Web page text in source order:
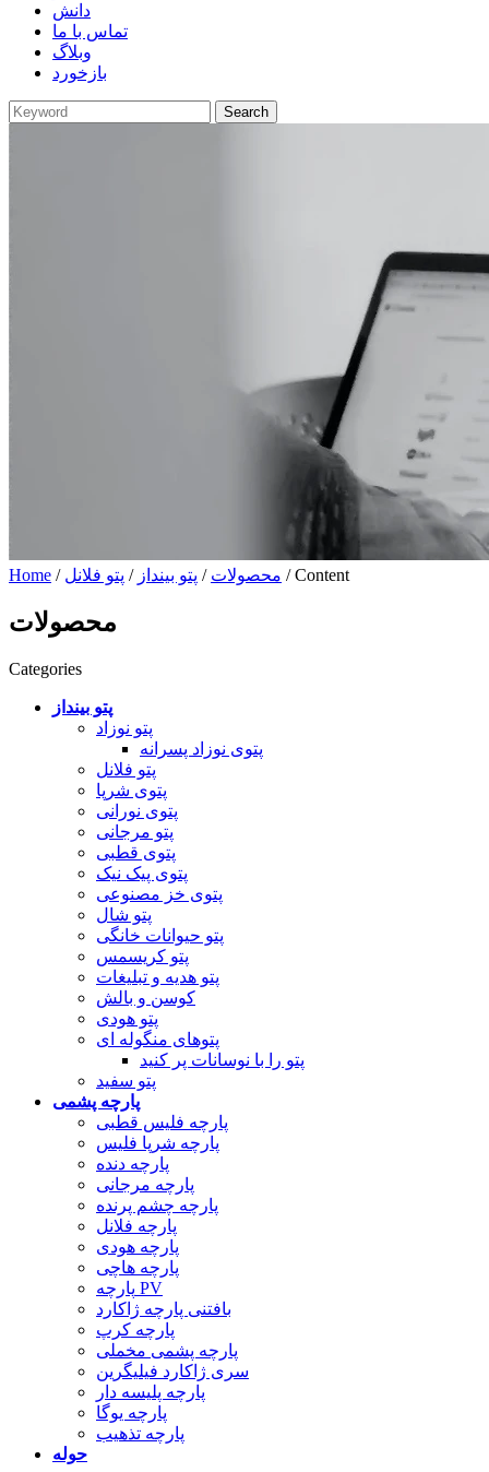
دانش
تماس با ما
وبلاگ
بازخورد
Home / محصولات / پتو بینداز / پتو فلانل / Content
محصولات
Categories
پتو بینداز
پتو نوزاد
پتوی نوزاد پسرانه
پتو فلانل
پتوی شرپا
پتوی نورانی
پتو مرجانی
پتوی قطبی
پتوی پیک نیک
پتوی خز مصنوعی
پتو شال
پتو حیوانات خانگی
پتو کریسمس
پتو هدیه و تبلیغات
کوسن و بالش
پتو هودی
پتوهای منگوله ای
پتو را با نوسانات پر کنید
پتو سفید
پارچه پشمی
پارچه فلیس قطبی
پارچه شرپا فلیس
پارچه دنده
پارچه مرجانی
پارچه چشم پرنده
پارچه فلانل
پارچه هودی
پارچه هاچی
پارچه PV
بافتنی پارچه ژاکارد
پارچه کرپ
پارچه پشمی مخملی
سری ژاکارد فیلیگرین
پارچه پلیسه دار
پارچه یوگا
پارچه تذهیب
حوله